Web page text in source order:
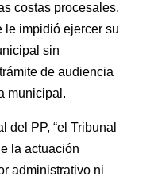
costas procesales,
le impidió ejercer su
sin
de audiencia
municipal.
del PP, “el Tribunal
la actuación
administrativo ni